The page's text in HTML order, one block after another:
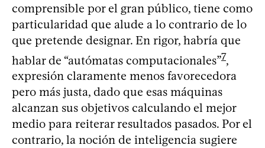
comprensible por el gran público, tiene como
particularidad que alude a lo contrario de lo
que pretende designar. En rigor, habría que
hablar de “autómatas computacionales”7,
expresión claramente menos favorecedora
pero más justa, dado que esas máquinas
alcanzan sus objetivos calculando el mejor
medio para reiterar resultados pasados. Por el
contrario, la noción de inteligencia sugiere